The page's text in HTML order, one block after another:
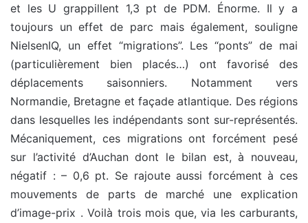
et les U grappillent 1,3 pt de PDM. Énorme. Il y a
toujours un effet de parc mais également, souligne
NielsenIQ, un effet “migrations”. Les “ponts” de mai
(particulièrement bien placés…) ont favorisé des
déplacements saisonniers. Notamment vers
Normandie, Bretagne et façade atlantique. Des régions
dans lesquelles les indépendants sont sur-représentés.
Mécaniquement, ces migrations ont forcément pesé
sur l’activité d’Auchan dont le bilan est, à nouveau,
négatif : – 0,6 pt. Se rajoute aussi forcément à ces
mouvements de parts de marché une explication
d’image-prix . Voilà trois mois que, via les carburants,